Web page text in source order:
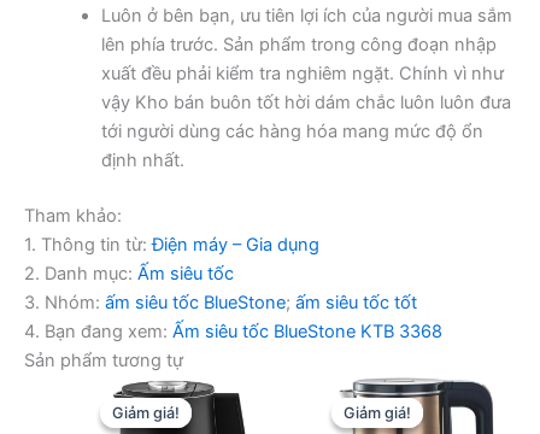
Luôn ở bên bạn, ưu tiên lợi ích của người mua sắm
lên phía trước. Sản phẩm trong công đoạn nhập
xuất đều phải kiểm tra nghiêm ngặt. Chính vì như
vậy Kho bán buôn tốt hời dám chắc luôn luôn đưa
tới người dùng các hàng hóa mang mức độ ổn
định nhất.
Tham khảo:
1. Thông tin từ:Điện máy – Gia dụng
2. Danh mục: Ấm siêu tốc
3. Nhóm: ấm siêu tốc BlueStone; ấm siêu tốc tốt
4. Bạn đang xem: Ấm siêu tốc BlueStone KTB 3368
Sản phẩm tương tự
Giảm giá!
Giảm giá! Giảm giá!
Giảm giá!